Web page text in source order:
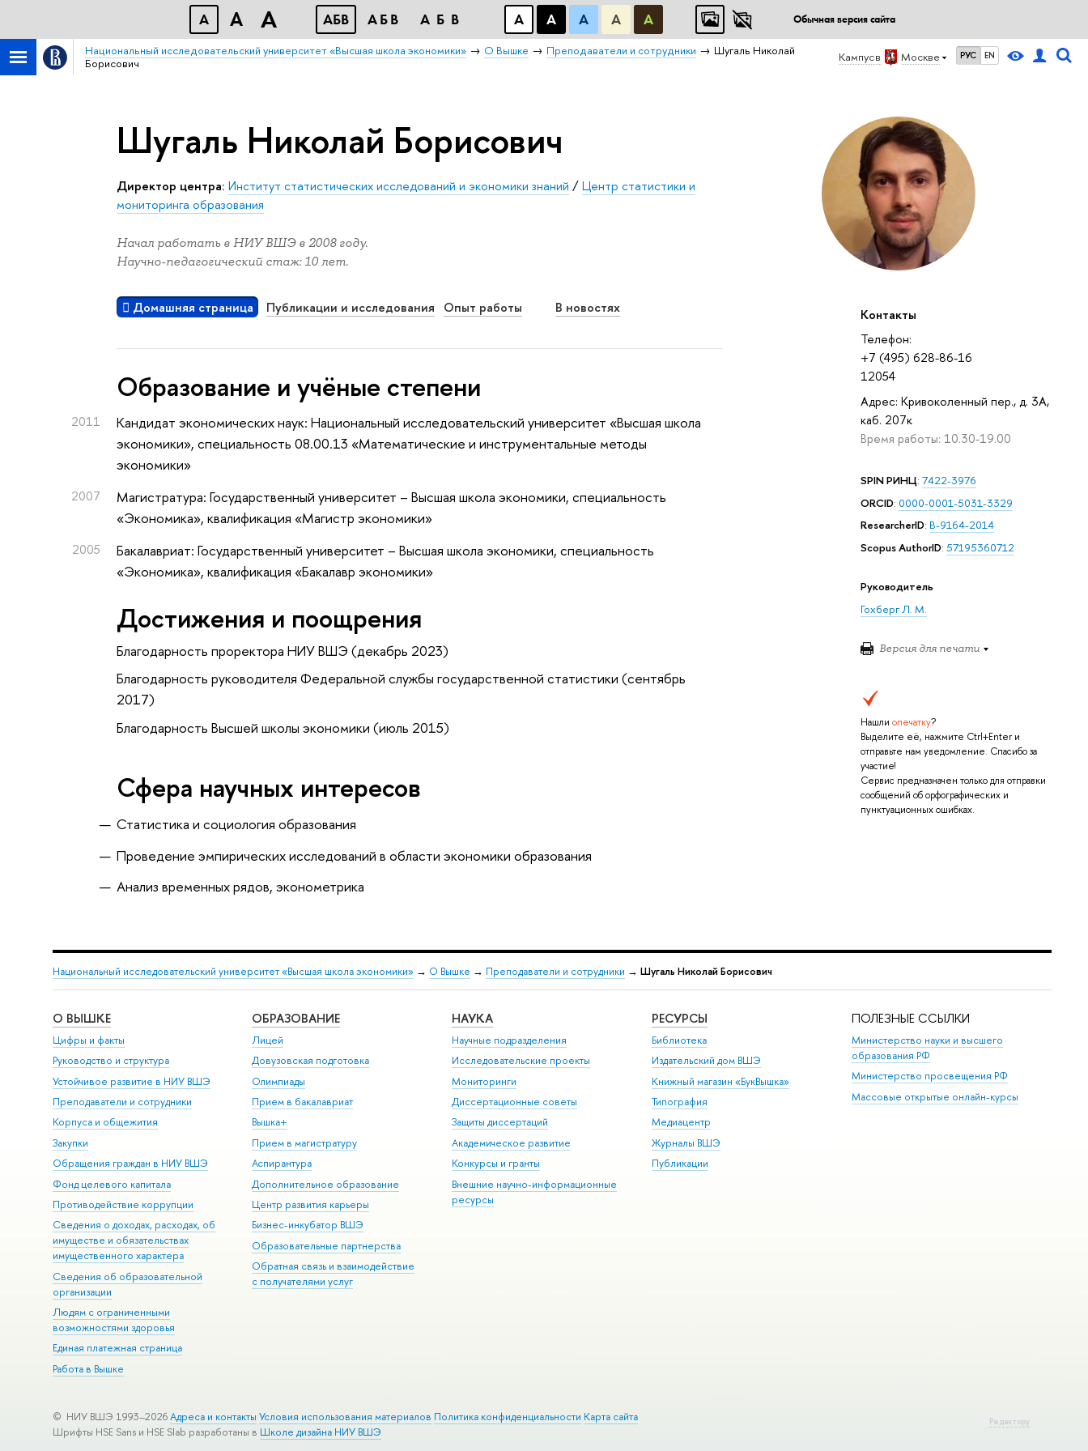
A A A АБB АБB АБB А А А А А Обычная версия сайта
Кампус в Москве РУС EN
Национальный исследовательский университет «Высшая школа экономики» О Вышке Преподаватели и сотрудники
Шугаль Николай
Борисович
Контакты
Телефон:
+7 (495) 628-86-16
12054
Адрес: Кривоколенный пер., д. 3А,
каб. 207к
Время работы: 10.30-19.00
SPIN РИНЦ: 7422-3976
ORCID: 0000-0001-5031-3329
ResearcherID: B-9164-2014
Scopus AuthorID: 57195360712
Руководитель
Гохберг Л. М.
Версия для печати
Нашли опечатку?
Выделите её, нажмите Ctrl+Enter и
отправьте нам уведомление. Спасибо за
участие!
Сервис предназначен только для отправки
сообщений об орфографических и
пунктуационных ошибках.
Шугаль Николай Борисович
Директор центра: Институт статистических исследований и экономики знаний /Центр статистики и
мониторинга образования
Начал работать в НИУ ВШЭ в 2008 году.
Научно-педагогический стаж: 10 лет.
Домашняя страница Публикации и исследования Опыт работы В новостях
Oбразование и учёные степени
2011
Кандидат экономических наук: Национальный исследовательский университет «Высшая школа
экономики», специальность 08.00.13 «Математические и инструментальные методы
экономики»
2007
Магистратура: Государственный университет – Высшая школа экономики, специальность
«Экономика», квалификация «Магистр экономики»
2005
Бакалавриат: Государственный университет – Высшая школа экономики, специальность
«Экономика», квалификация «Бакалавр экономики»
Достижения и поощрения
Благодарность проректора НИУ ВШЭ (декабрь 2023)
Благодарность руководителя Федеральной службы государственной статистики (сентябрь
2017)
Благодарность Высшей школы экономики (июль 2015)
Сфера научных интересов
Статистика и социология образования
Проведение эмпирических исследований в области экономики образования
Анализ временных рядов, эконометрика
Национальный исследовательский университет «Высшая школа экономики» → О Вышке → Преподаватели и сотрудники → Шугаль Николай Борисович
О ВЫШКЕ
Цифры и факты
Руководство и структура
Устойчивое развитие в НИУ ВШЭ
Преподаватели и сотрудники
Корпуса и общежития
Закупки
Обращения граждан в НИУ ВШЭ
Фонд целевого капитала
Противодействие коррупции
Сведения о доходах, расходах, об
имуществе и обязательствах
имущественного характера
Сведения об образовательной
организации
Людям с ограниченными
возможностями здоровья
Единая платежная страница
Работа в Вышке
ОБРАЗОВАНИЕ
Лицей
Довузовская подготовка
Олимпиады
Прием в бакалавриат
Вышка+
Прием в магистратуру
Аспирантура
Дополнительное образование
Центр развития карьеры
Бизнес-инкубатор ВШЭ
Образовательные партнерства
Обратная связь и взаимодействие
с получателями услуг
НАУКА
Научные подразделения
Исследовательские проекты
Мониторинги
Диссертационные советы
Защиты диссертаций
Академическое развитие
Конкурсы и гранты
Внешние научно-информационные
ресурсы
РЕСУРСЫ
Библиотека
Издательский дом ВШЭ
Книжный магазин «БукВышка»
Типография
Медиацентр
Журналы ВШЭ
Публикации
ПОЛЕЗНЫЕ ССЫЛКИ
Министерство науки и высшего
образования РФ
Министерство просвещения РФ
Массовые открытые онлайн-курсы
Редактору
© НИУ ВШЭ 1993–2026 Адреса и контакты Условия использования материалов Политика конфиденциальности Карта сайта
Шрифты HSE Sans и HSE Slab разработаны в Школе дизайна НИУ ВШЭ